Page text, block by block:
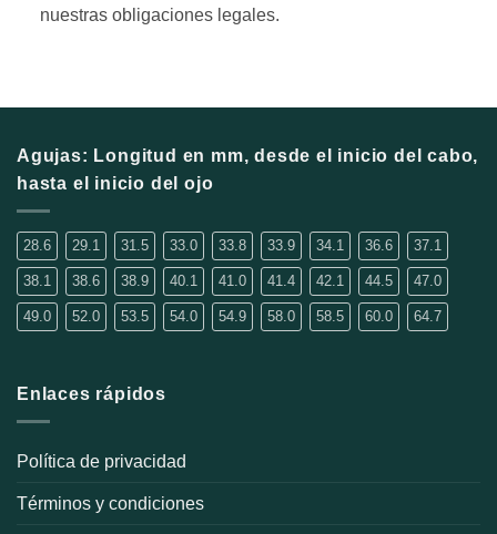
nuestras obligaciones legales.
Agujas: Longitud en mm, desde el inicio del cabo,
hasta el inicio del ojo
28.6 29.1 31.5 33.0 33.8 33.9 34.1 36.6 37.1
38.1 38.6 38.9 40.1 41.0 41.4 42.1 44.5 47.0
49.0 52.0 53.5 54.0 54.9 58.0 58.5 60.0 64.7
Enlaces rápidos
Política de privacidad
Términos y condiciones